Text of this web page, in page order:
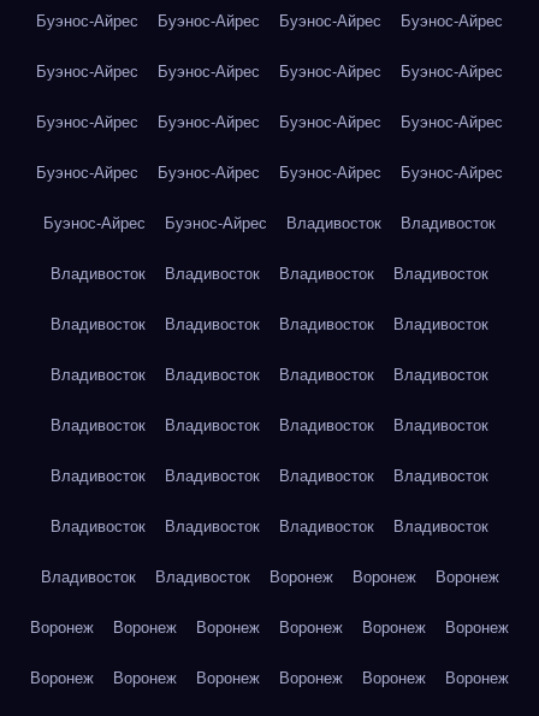
Буэнос-Айрес Буэнос-Айрес Буэнос-Айрес Буэнос-Айрес
Буэнос-Айрес Буэнос-Айрес Буэнос-Айрес Буэнос-Айрес
Буэнос-Айрес Буэнос-Айрес Буэнос-Айрес Буэнос-Айрес
Буэнос-Айрес Буэнос-Айрес Буэнос-Айрес Буэнос-Айрес
Буэнос-Айрес Буэнос-Айрес Владивосток Владивосток
Владивосток Владивосток Владивосток Владивосток
Владивосток Владивосток Владивосток Владивосток
Владивосток Владивосток Владивосток Владивосток
Владивосток Владивосток Владивосток Владивосток
Владивосток Владивосток Владивосток Владивосток
Владивосток Владивосток Владивосток Владивосток
Владивосток Владивосток Воронеж Воронеж Воронеж
Воронеж Воронеж Воронеж Воронеж Воронеж Воронеж
Воронеж Воронеж Воронеж Воронеж Воронеж Воронеж